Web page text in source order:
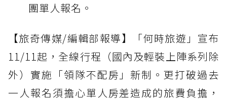
團單人報名。
【旅奇傳媒/編輯部報導】「何時旅遊」宣布
11/11起，全線行程（國內及輕裝上陣系列除
外）實施「領隊不配房」新制。更打破過去
一人報名須擔心單人房差造成的旅費負擔，